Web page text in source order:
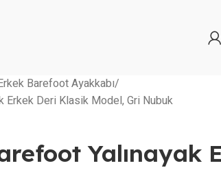
Barefoot Ayakkabı
Erkek Deri Klasik Model, Gri Nubuk
Yalınayak